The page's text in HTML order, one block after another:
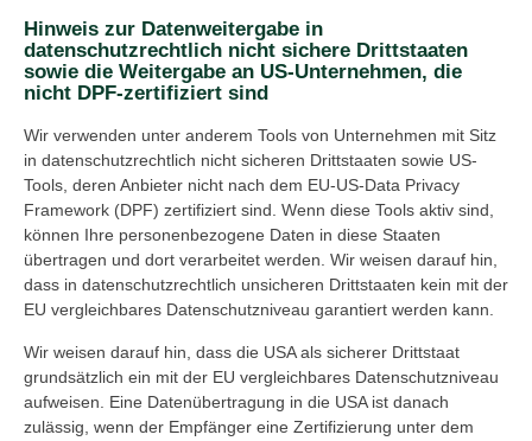
Hinweis zur Datenweitergabe in
datenschutzrechtlich nicht sichere Drittstaaten
sowie die Weitergabe an US-Unternehmen, die
nicht DPF-zertifiziert sind
Wir verwenden unter anderem Tools von Unternehmen mit Sitz
in datenschutzrechtlich nicht sicheren Drittstaaten sowie US-
Tools, deren Anbieter nicht nach dem EU-US-Data Privacy
Framework (DPF) zertifiziert sind. Wenn diese Tools aktiv sind,
können Ihre personenbezogene Daten in diese Staaten
übertragen und dort verarbeitet werden. Wir weisen darauf hin,
dass in datenschutzrechtlich unsicheren Drittstaaten kein mit der
EU vergleichbares Datenschutzniveau garantiert werden kann.
Wir weisen darauf hin, dass die USA als sicherer Drittstaat
grundsätzlich ein mit der EU vergleichbares Datenschutzniveau
aufweisen. Eine Datenübertragung in die USA ist danach
zulässig, wenn der Empfänger eine Zertifizierung unter dem